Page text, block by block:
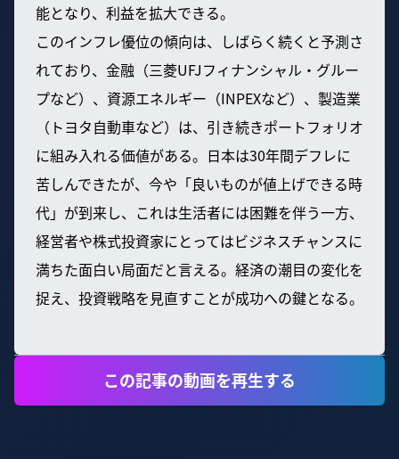
能となり、利益を拡大できる。
このインフレ優位の傾向は、しばらく続くと予測さ
れており、金融（三菱UFJフィナンシャル・グルー
プなど）、資源エネルギー（INPEXなど）、製造業
（トヨタ自動車など）は、引き続きポートフォリオ
に組み入れる価値がある。日本は30年間デフレに
苦しんできたが、今や「良いものが値上げできる時
代」が到来し、これは生活者には困難を伴う一方、
経営者や株式投資家にとってはビジネスチャンスに
満ちた面白い局面だと言える。経済の潮目の変化を
捉え、投資戦略を見直すことが成功への鍵となる。
この記事の動画を再生する